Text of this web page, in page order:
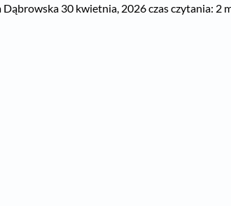
30 kwietnia, 2026 czas czytania: 2